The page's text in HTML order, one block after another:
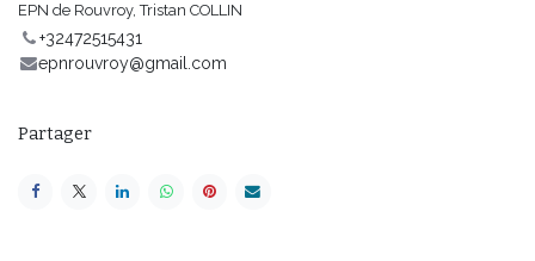
EPN de Rouvroy, Tristan COLLIN
+32472515431
epnrouvroy@gmail.com
Partager